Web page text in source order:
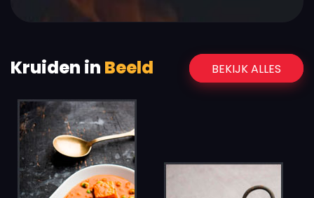
Kruiden in Beeld BEKIJK ALLES